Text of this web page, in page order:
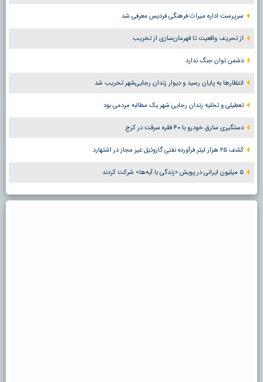
سرپرست اداره میراث فرهنگی فردیس معرفی شد
از تحریف واقعیت تا قهرمان‌سازی از تخریب
دشمن توان جنگ ندارد
انتظارها به پایان رسید و دیوار زندان رجایی‌شهر تخریب شد
تعطیلی و تخلیه زندان رجایی شهر یک مطالبه مردمی بود
دستگیری سارق خودرو با ۴۰ فقره سرقت در کرج
کشف ۲۵ هزار لیتر فرآورده نفتی گازوئیل غیر مجاز در اشتهارد
۵ میلیون ایرانی در پویش «زندگی با آیه‌ها» شرکت کردند